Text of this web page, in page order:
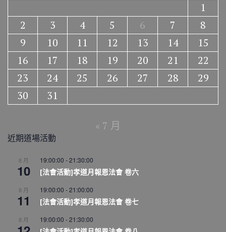
1
2
3 4 5 6 7
8
9
10 11 12 13 14
15
16
17 18 19 20 21
22
23
24 25 26 27 28
29
30
31
« 7 月
近期道場活動
8 月
10
19:00:00 -21:30:00
[法會活動]孝道月報恩法會 卷六
8 月
11
19:00:00 -21:00:00
[法會活動]孝道月報恩法會 卷七
8 月 19:00:00 -21:30:00